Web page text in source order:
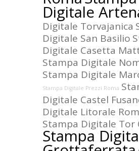
Digitale
Digitale Torvajanica
Digitale San Basilio
Digitale Casetta
Stampa Digitale
Stampa Digitale
Stampa Digitale Prezzi Roma
Digitale Castel
Digitale Litorale
Stampa Digitale Tor
Stampa